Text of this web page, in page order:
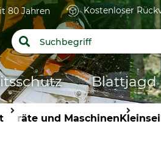
80 Jahren Kostenloser
Blattjagd
Geräte und Maschinen